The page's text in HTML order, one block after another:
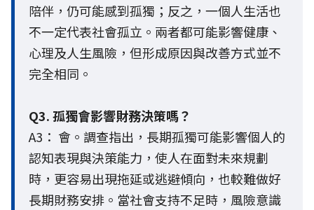
陪伴，仍可能感到孤獨；反之，一個人生活也
不一定代表社會孤立。兩者都可能影響健康、
心理及人生風險，但形成原因與改善方式並不
完全相同。
Q3. 孤獨會影響財務決策嗎？
A3： 會。調查指出，長期孤獨可能影響個人的
認知表現與決策能力，使人在面對未來規劃
時，更容易出現拖延或逃避傾向，也較難做好
長期財務安排。當社會支持不足時，風險意識